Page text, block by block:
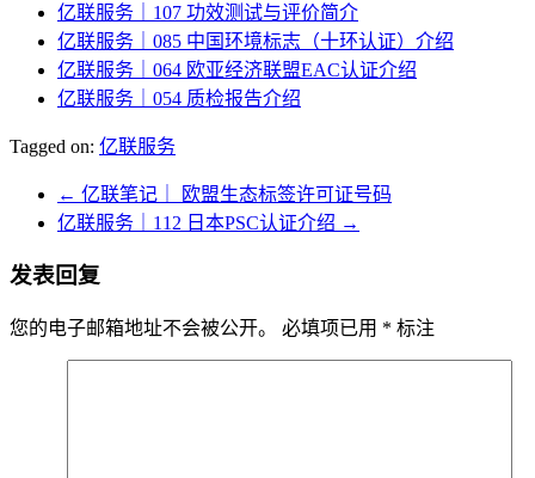
亿联服务｜107 功效测试与评价简介
亿联服务｜085 中国环境标志（十环认证）介绍
亿联服务｜064 欧亚经济联盟EAC认证介绍
亿联服务｜054 质检报告介绍
Tagged on: 亿联服务
← 亿联笔记｜ 欧盟生态标签许可证号码
亿联服务｜112 日本PSC认证介绍 →
发表回复
您的电子邮箱地址不会被公开。 必填项已用 * 标注